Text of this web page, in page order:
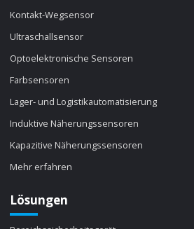
Kontakt-Wegsensor
Ultraschallsensor
Optoelektronische Sensoren
Farbsensoren
Lager- und Logistikautomatisierung
Induktive Näherungssensoren
Kapazitive Näherungssensoren
Mehr erfahren
Lösungen